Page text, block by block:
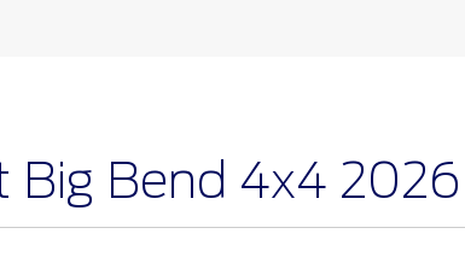
Big Bend 4x4 2026